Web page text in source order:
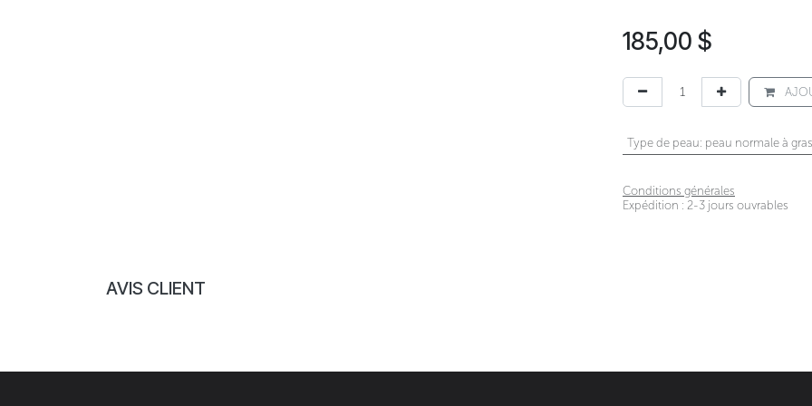
185,00 $
Type de peau: peau normale à
Conditions générales
Expédition : 2-3 jours ouvrables
AVIS CLIENT